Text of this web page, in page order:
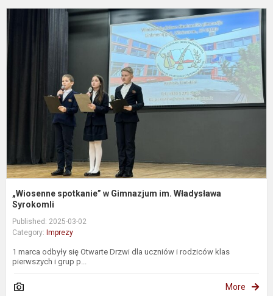
„Wiosenne spotkanie” w Gimnazjum im. Władysława
Syrokomli
Published: 2025-03-02
Category: Imprezy
1 marca odbyły się Otwarte Drzwi dla uczniów i rodziców klas
pierwszych i grup p...
More